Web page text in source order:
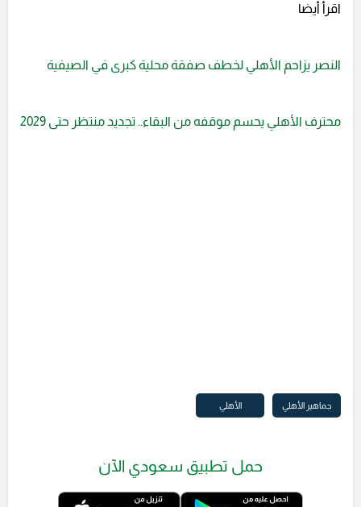
اقرأ أيضا
النصر يزاحم الأهلي لخطف صفقة محلية كبرى في الصيفية
محترف الأهلي يحسم موقفه من البقاء.. تجديد منتظر حتى 2029
جماهير الأهلي الأهلي
حمل تطبيق سعودي الآن